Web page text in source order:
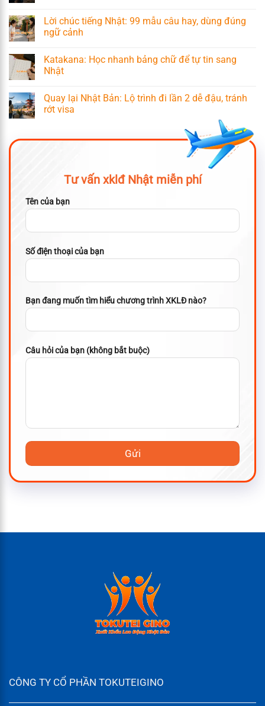
Lời chúc tiếng Nhật: 99 mẫu câu hay, dùng đúng
ngữ cảnh
Katakana: Học nhanh bảng chữ để tự tin sang
Nhật
Quay lại Nhật Bản: Lộ trình đi lần 2 dễ đậu, tránh
rớt visa
Tư vấn xklđ Nhật miễn phí
Tên của bạn
Số điện thoại của bạn
Bạn đang muốn tìm hiểu chương trình XKLĐ nào?
Câu hỏi của bạn (không bắt buộc)
CÔNG TY CỔ PHẦN TOKUTEIGINO